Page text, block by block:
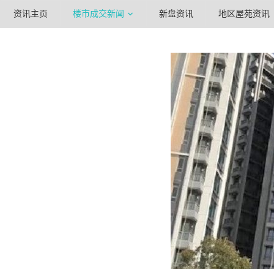
资讯主页 楼市成交新闻 新盘资讯 地区屋苑资讯